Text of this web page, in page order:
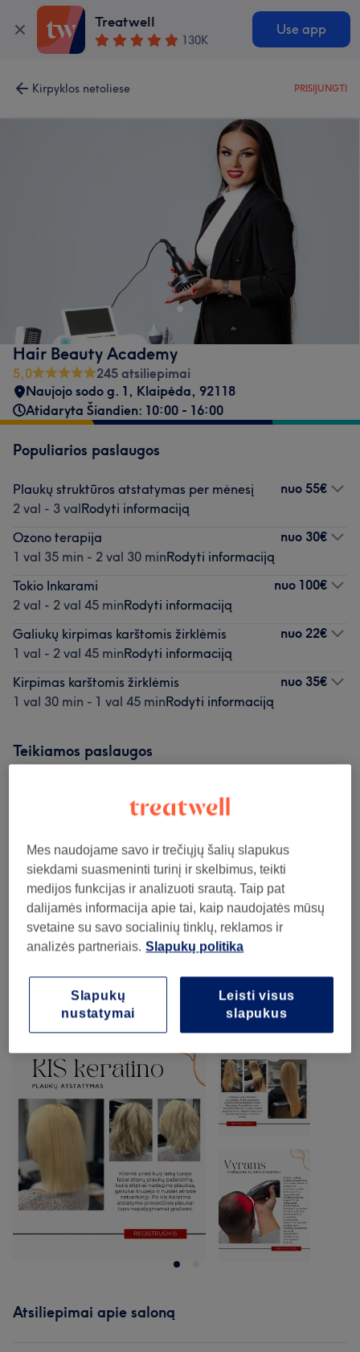
Treatwell
130K
Use app
Kirpyklos netoliese PRISIJUNGTI
Hair Beauty Academy
5,0
245 atsiliepimai
Naujojo sodo g. 1, Klaipėda, 92118
Atidaryta Šiandien: 10:00 - 16:00
Populiarios paslaugos
Plaukų struktūros atstatymas per mėnesį
2 val - 3 valRodyti informaciją
nuo 55€
Ozono terapija
1 val 35 min - 2 val 30 minRodyti informaciją
nuo 30€
Tokio Inkarami
2 val - 2 val 45 minRodyti informaciją
nuo 100€
Galiukų kirpimas karštomis žirklėmis
1 val - 2 val 45 minRodyti informaciją
nuo 22€
Kirpimas karštomis žirklėmis
1 val 30 min - 1 val 45 minRodyti informaciją
nuo 35€
Teikiamos paslaugos
Plaukų Procedūros - Trichoskopinė Galvos
Plaukų Procedūros (18) nuo 15€
Kirpimas (4) nuo 15€
Šukuosenos Ir Sušukavimas (3)
Mūsų darbai
Norėdami peržiūrėti detales, paspauskite ant nuotraukos
Atsiliepimai apie saloną
Mes naudojame savo ir trečiųjų šalių slapukus
siekdami suasmeninti turinį ir skelbimus, teikti
medijos funkcijas ir analizuoti srautą. Taip pat
dalijamės informacija apie tai, kaip naudojatės mūsų
svetaine su savo socialinių tinklų, reklamos ir
analizės partneriais. Slapukų politika
Leisti visus
slapukus
Slapukų
nustatymai